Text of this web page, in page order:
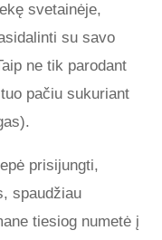
svetainėje,
su savo
ne tik parodant
pačiu sukuriant
prisijungti,
spaudžiau
tiesiog numetė į